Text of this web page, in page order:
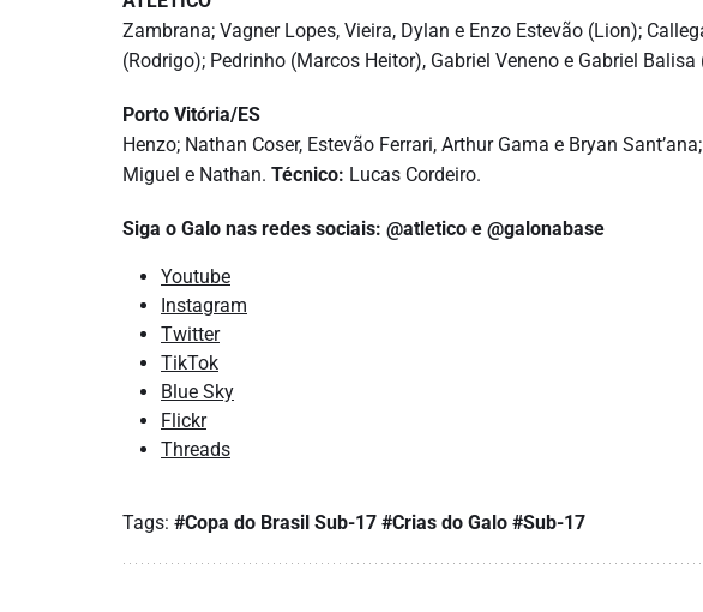
Zambrana; Vagner Lopes, Vieira, Dylan e Enzo Estevão (Lion);
(Rodrigo); Pedrinho (Marcos Heitor), Gabriel Veneno e Gabriel
Porto Vitória/ES
Henzo; Nathan Coser, Estevão Ferrari, Arthur Gama e Bryan
Miguel e Nathan. Técnico: Lucas Cordeiro.
Siga o Galo nas redes sociais: @atletico e @galonabase
Youtube
Instagram
Twitter
TikTok
Blue Sky
Flickr
Threads
Tags: #Copa do Brasil Sub-17 #Crias do Galo #Sub-17